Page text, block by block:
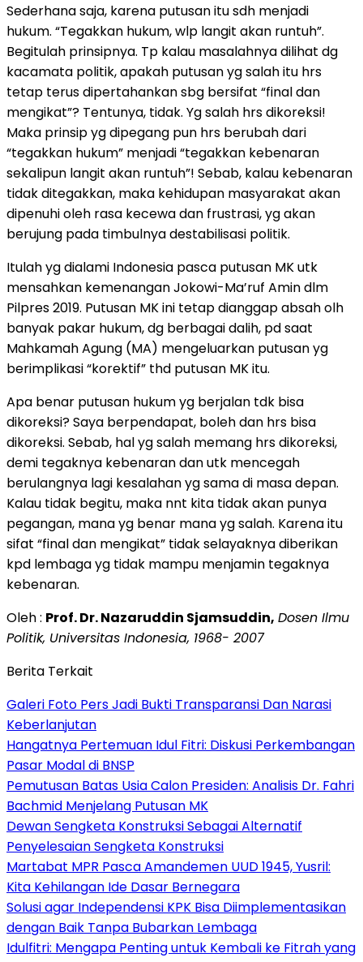
Sederhana saja, karena putusan itu sdh menjadi
hukum. “Tegakkan hukum, wlp langit akan runtuh”.
Begitulah prinsipnya. Tp kalau masalahnya dilihat dg
kacamata politik, apakah putusan yg salah itu hrs
tetap terus dipertahankan sbg bersifat “final dan
mengikat”? Tentunya, tidak. Yg salah hrs dikoreksi!
Maka prinsip yg dipegang pun hrs berubah dari
“tegakkan hukum” menjadi “tegakkan kebenaran
sekalipun langit akan runtuh”! Sebab, kalau kebenaran
tidak ditegakkan, maka kehidupan masyarakat akan
dipenuhi oleh rasa kecewa dan frustrasi, yg akan
berujung pada timbulnya destabilisasi politik.
Itulah yg dialami Indonesia pasca putusan MK utk
mensahkan kemenangan Jokowi-Ma’ruf Amin dlm
Pilpres 2019. Putusan MK ini tetap dianggap absah olh
banyak pakar hukum, dg berbagai dalih, pd saat
Mahkamah Agung (MA) mengeluarkan putusan yg
berimplikasi “korektif” thd putusan MK itu.
Apa benar putusan hukum yg berjalan tdk bisa
dikoreksi? Saya berpendapat, boleh dan hrs bisa
dikoreksi. Sebab, hal yg salah memang hrs dikoreksi,
demi tegaknya kebenaran dan utk mencegah
berulangnya lagi kesalahan yg sama di masa depan.
Kalau tidak begitu, maka nnt kita tidak akan punya
pegangan, mana yg benar mana yg salah. Karena itu
sifat “final dan mengikat” tidak selayaknya diberikan
kpd lembaga yg tidak mampu menjamin tegaknya
kebenaran.
Oleh : Prof. Dr. Nazaruddin Sjamsuddin, Dosen Ilmu
Politik, Universitas Indonesia, 1968- 2007
Berita Terkait
Galeri Foto Pers Jadi Bukti Transparansi Dan Narasi
Keberlanjutan
Hangatnya Pertemuan Idul Fitri: Diskusi Perkembangan
Pasar Modal di BNSP
Pemutusan Batas Usia Calon Presiden: Analisis Dr. Fahri
Bachmid Menjelang Putusan MK
Dewan Sengketa Konstruksi Sebagai Alternatif
Penyelesaian Sengketa Konstruksi
Martabat MPR Pasca Amandemen UUD 1945, Yusril:
Kita Kehilangan Ide Dasar Bernegara
Solusi agar Independensi KPK Bisa Diimplementasikan
dengan Baik Tanpa Bubarkan Lembaga
Idulfitri: Mengapa Penting untuk Kembali ke Fitrah yang